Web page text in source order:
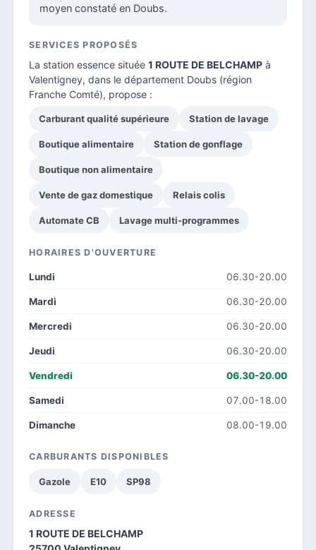
moyen constaté en Doubs.
SERVICES PROPOSÉS
La station essence située 1 ROUTE DE BELCHAMP à
Valentigney, dans le département Doubs (région
Franche Comté), propose :
Carburant qualité supérieure Station de lavage
Boutique alimentaire Station de gonflage
Boutique non alimentaire
Vente de gaz domestique Relais colis
Automate CB Lavage multi-programmes
HORAIRES D'OUVERTURE
Lundi 06.30-20.00
Mardi 06.30-20.00
Mercredi 06.30-20.00
Jeudi 06.30-20.00
Vendredi 06.30-20.00
Samedi 07.00-18.00
Dimanche 08.00-19.00
CARBURANTS DISPONIBLES
Gazole E10 SP98
ADRESSE
1 ROUTE DE BELCHAMP